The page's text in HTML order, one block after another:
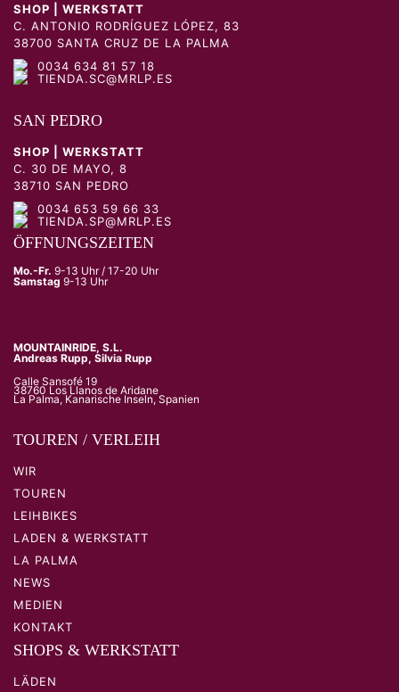
SHOP | WERKSTATT
C. ANTONIO RODRÍGUEZ LÓPEZ, 83
38700 SANTA CRUZ DE LA PALMA
0034 634 81 57 18
TIENDA.SC@MRLP.ES
SAN PEDRO
SHOP | WERKSTATT
C. 30 DE MAYO, 8
38710 SAN PEDRO
0034 653 59 66 33
TIENDA.SP@MRLP.ES
ÖFFNUNGSZEITEN
Mo.-Fr. 9-13 Uhr / 17-20 Uhr
Samstag 9-13 Uhr
MOUNTAINRIDE, S.L.
Andreas Rupp, Silvia Rupp
Calle Sansofé 19
38760 Los Llanos de Aridane
La Palma, Kanarische Inseln, Spanien
TOUREN / VERLEIH
WIR
TOUREN
LEIHBIKES
LADEN & WERKSTATT
LA PALMA
NEWS
MEDIEN
KONTAKT
SHOPS & WERKSTATT
LÄDEN